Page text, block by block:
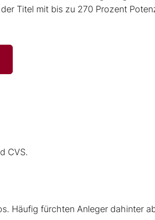
Titel mit bis zu 270 Prozent
CVS.
Häufig fürchten Anleger dahinter